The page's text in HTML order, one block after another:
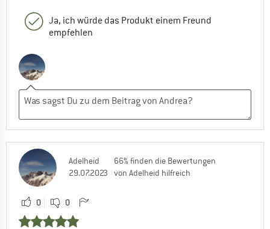
Ja, ich würde das Produkt einem Freund
empfehlen
Adelheid
29.07.2023
66% finden die Bewertungen
von Adelheid hilfreich
0 0